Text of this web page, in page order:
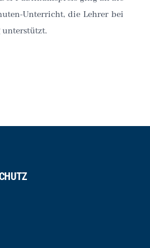
Unterricht, die Lehrer bei